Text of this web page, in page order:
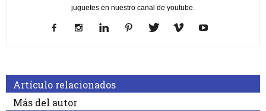
juguetes en nuestro canal de youtube.
Artículo relacionados
Más del autor